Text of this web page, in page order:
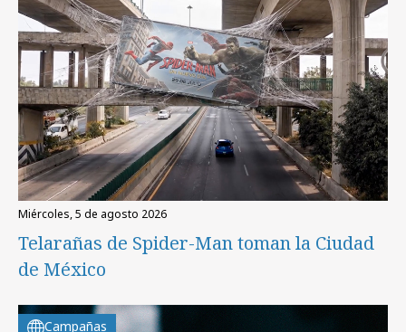
miércoles, 5 de agosto 2026
Telarañas de Spider-Man toman la Ciudad
de México
Campañas